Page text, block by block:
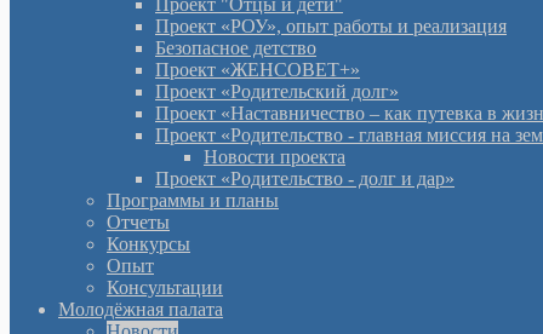
Проект "Отцы и дети"
Проект «РОУ», опыт работы и реализация
Безопасное детство
Проект «ЖЕНСОВЕТ+»
Проект «Родительский долг»
Проект «Наставничество – как путевка в
Проект «Родительство - главная миссия на
Новости проекта
Проект «Родительство - долг и дар»
Программы и планы
Отчеты
Конкурсы
Опыт
Консультации
Молодёжная палата